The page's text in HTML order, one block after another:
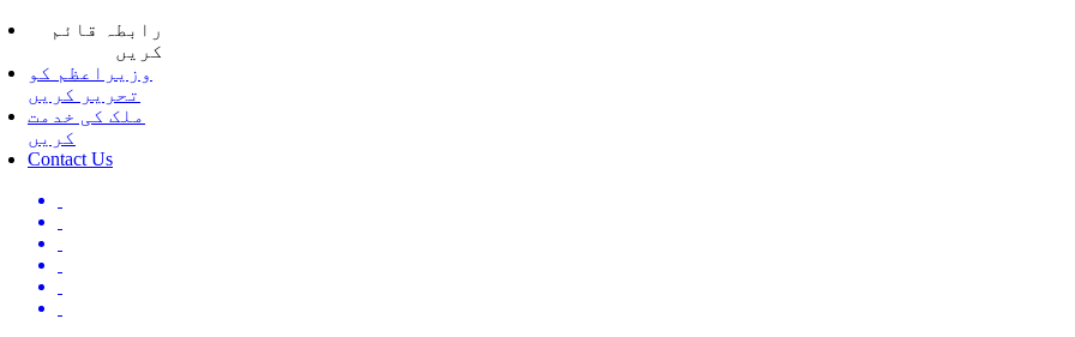
رابطہ قائم
کریں
وزیراعظم کو
تحریر کریں
ملک کی خدمت
کریں
Contact Us